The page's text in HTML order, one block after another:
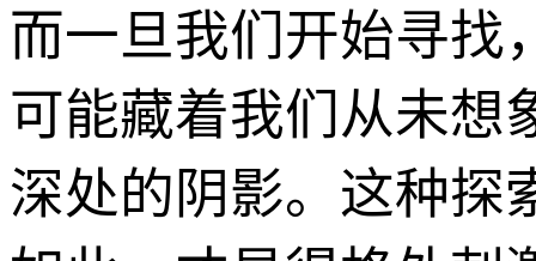
而一旦我们开始寻找
可能藏着我们从未想
深处的阴影。这种探